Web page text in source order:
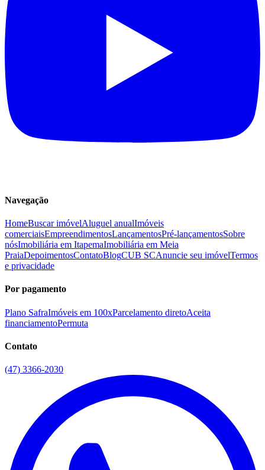
Navegação
HomeBuscar imóvelAluguel anualImóveis
comerciaisEmpreendimentosLançamentosPré-lançamentosSobre
nósImobiliária em ItapemaImobiliária em Meia
PraiaDepoimentosContatoBlogCUB SCAnuncie seu imóvelTermos
e privacidade
Por pagamento
Plano SafraImóveis em 100xParcelamento diretoAceita
financiamentoPermuta
Contato
(47) 3366-2030